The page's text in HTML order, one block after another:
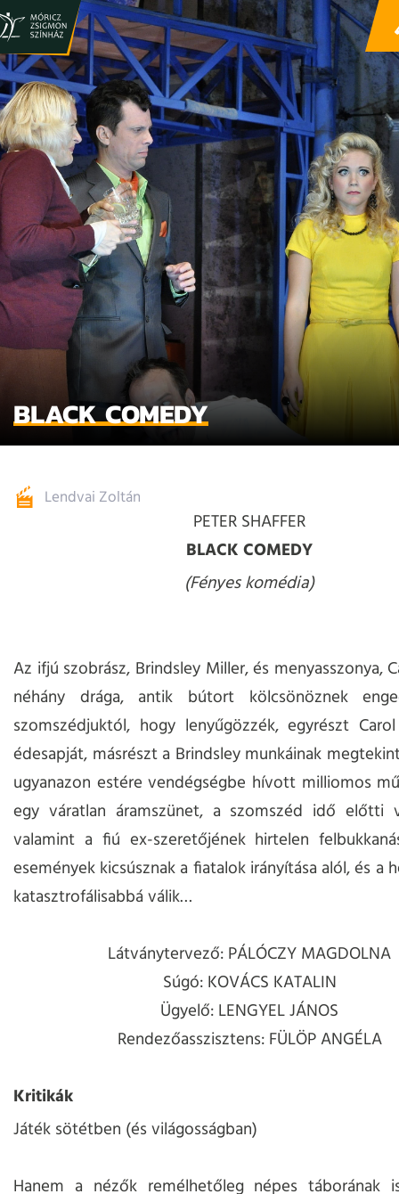
BLACK COMEDY
Lendvai Zoltán
PETER SHAFFER
BLACK COMEDY
(Fényes komédia)
Az ifjú szobrász, Brindsley Miller, és menyasszonya,
néhány drága, antik bútort kölcsönöznek
szomszédjuktól, hogy lenyűgözzék, egyrészt
édesapját, másrészt a Brindsley munkáinak
ugyanazon estére vendégségbe hívott milliomos
egy váratlan áramszünet, a szomszéd idő előtti
valamint a fiú ex-szeretőjének hirtelen
események kicsúsznak a fiatalok irányítása alól, és a
katasztrofálisabbá válik…
Látványtervező: PÁLÓCZY MAGDOLNA
Súgó: KOVÁCS KATALIN
Ügyelő: LENGYEL JÁNOS
Rendezőasszisztens: FÜLÖP ANGÉLA
Kritikák
Játék sötétben (és világosságban)
Hanem a nézők remélhetőleg népes táborának